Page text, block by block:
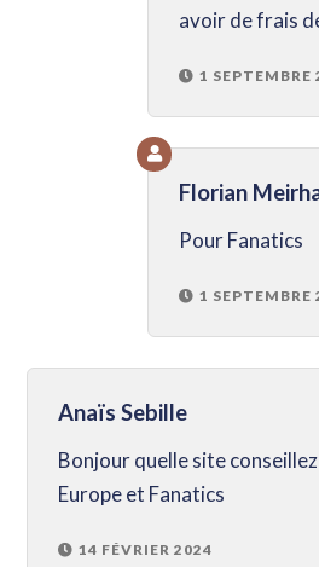
avoir de frais
1 SEPTEMBRE
Florian
Pour Fanatics
1 SEPTEMBRE
Anaïs Sebille
Bonjour quelle site
Europe et Fanatics
14 FÉVRIER 2024